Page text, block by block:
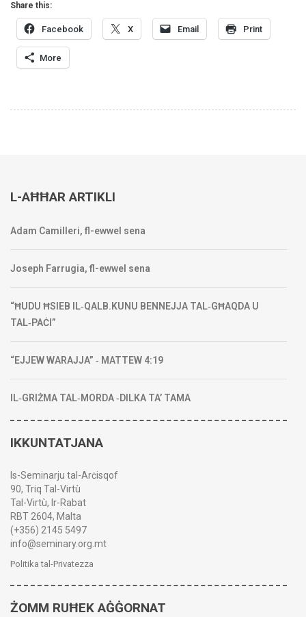
Share this:
Facebook X Email Print
More
L-AĦĦAR ARTIKLI
Adam Camilleri, fl-ewwel sena
Joseph Farrugia, fl-ewwel sena
“ĦUDU ĦSIEB IL‑QALB.KUNU BENNEJJA TAL‑GĦAQDA U
TAL‑PAĊI”
“EJJEW WARAJJA” ‑ MATTEW 4:19
IL‑GRIŻMA TAL‑MORDA ‑DILKA TA’ TAMA
IKKUNTATJANA
Is-Seminarju tal-Arċisqof
90, Triq Tal-Virtù
Tal-Virtù, Ir-Rabat
RBT 2604, Malta
(+356) 2145 5497
info@seminary.org.mt
Politika tal-Privatezza
ŻOMM RUĦEK AĠĠORNAT